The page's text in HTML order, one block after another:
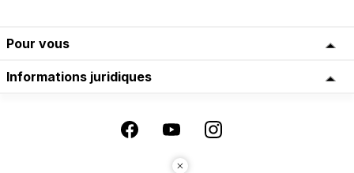
Pour vous
Informations juridiques